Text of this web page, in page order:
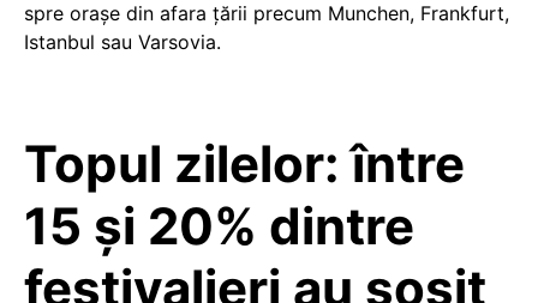
spre orașe din afara țării precum Munchen, Frankfurt,
Istanbul sau Varsovia.
Topul zilelor: între
15 și 20% dintre
festivalieri au sosit